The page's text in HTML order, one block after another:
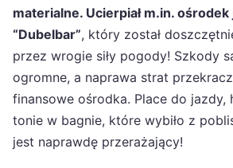
materialne. Ucierpiał m.in.
“Dubelbar”, który został
przez wrogie siły pogody! Szkody
ogromne, a naprawa strat
finansowe ośrodka. Place do jazdy,
tonie w bagnie, które wybiło z
jest naprawdę przerażający!